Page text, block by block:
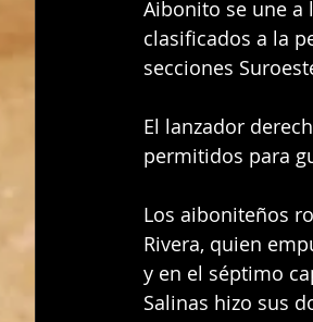
Aibonito se une a
clasificados a la
secciones
El lanzador
permitidos para
Los aiboniteños
Rivera, quien
y en el séptimo
Salinas hizo sus